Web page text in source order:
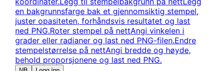
en bakgrunnsfarge bak et gjennomsiktig stempel,
juster opasiteten, forhåndsvis resultatet og last
ned PNG.Roter stempel på nettAngi vinkelen i
grader eller radianer og last ned PNG-filen.Endre
stempelstørrelse på nettAngi bredde og høyde,
behold proporsjonene og last ned PNG.